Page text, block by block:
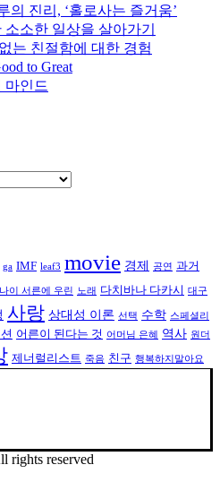
의 진리, ‘홀로사는 즐거움’
소한 일상을 살아가기
는 친절함에 대한 경험
to Great
마인드
ga IMF leaf3 movie 경제 공연 과거
나이 서른에 우린 노래 다치바나 다카시 대구
사랑 상대성 이론 선택 수학 스페셜리
어른이 된다는 것 어머님 은혜 역사 원더
제너럴리스트 죽음 친구 행복하지말아요
rights reserved